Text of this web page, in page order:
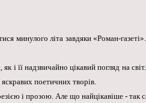
минулого літа завдяки «Роман-
і її надзвичайно цікавий погляд на
поетичних творів.
і прозою. Але що найцікавіше -